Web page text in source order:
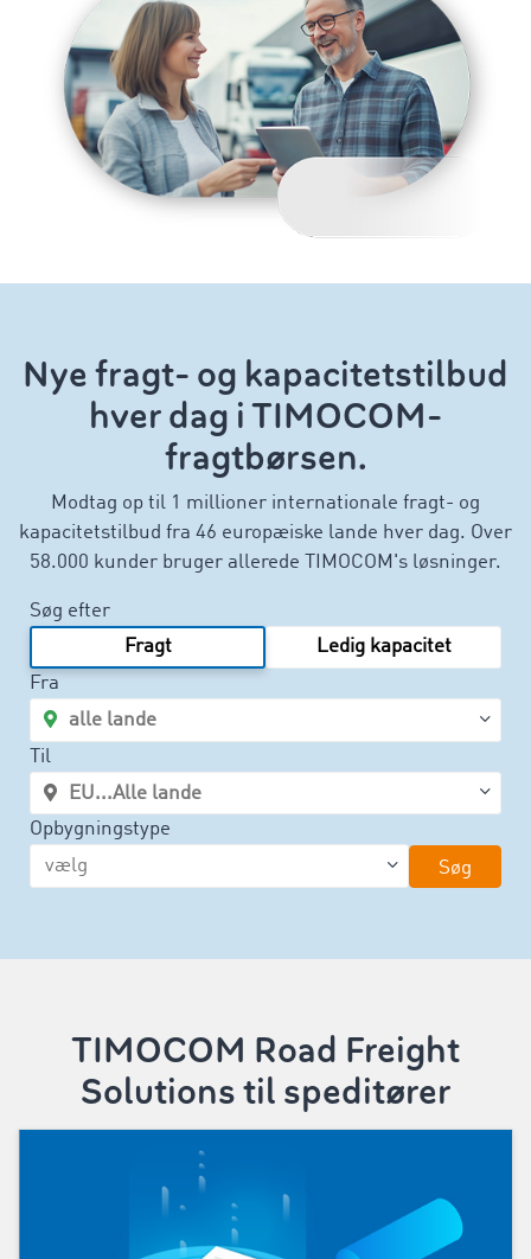
Nye fragt- og kapacitetstilbud
hver dag i TIMOCOM-
fragtbørsen.
Modtag op til 1 millioner internationale fragt- og
kapacitetstilbud fra 46 europæiske lande hver dag. Over
58.000 kunder bruger allerede TIMOCOM's løsninger.
Søg efter
Fragt
Ledig kapacitet
Fra
Til
Opbygningstype
Søg
TIMOCOM Road Freight
Solutions til speditører